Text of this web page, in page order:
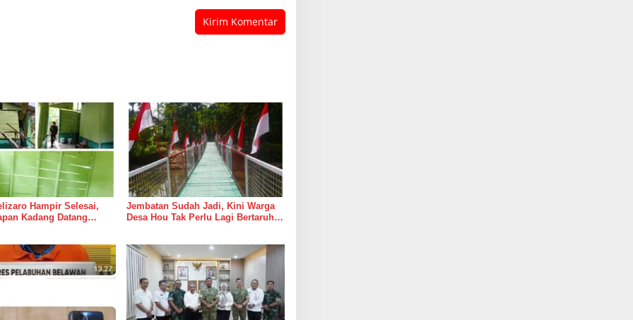
Hampir Selesai,
Kadang Datang
Jembatan Sudah Jadi, Kini Warga
Desa Hou Tak Perlu Lagi Bertaruh